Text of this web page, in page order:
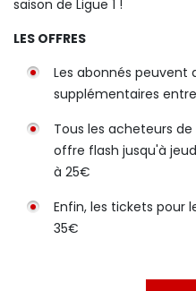
saison de Ligue 1 !
LES OFFRES
Les abonnés peuvent
supplémentaires
Tous les acheteurs
offre flash jusqu'à
à 25€
Enfin, les tickets pour
35€